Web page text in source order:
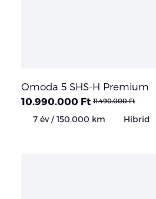
Omoda 5 SHS-H Premium
10.990.000 Ft 11.490.000 Ft
7 év / 150.000 km Hibrid